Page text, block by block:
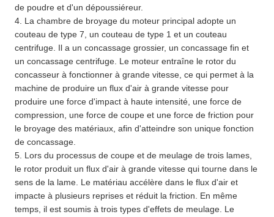
de poudre et d'un dépoussiéreur.
4. La chambre de broyage du moteur principal adopte un
couteau de type 7, un couteau de type 1 et un couteau
centrifuge. Il a un concassage grossier, un concassage fin et
un concassage centrifuge. Le moteur entraîne le rotor du
concasseur à fonctionner à grande vitesse, ce qui permet à la
machine de produire un flux d'air à grande vitesse pour
produire une force d'impact à haute intensité, une force de
compression, une force de coupe et une force de friction pour
le broyage des matériaux, afin d'atteindre son unique fonction
de concassage.
5. Lors du processus de coupe et de meulage de trois lames,
le rotor produit un flux d'air à grande vitesse qui tourne dans le
sens de la lame. Le matériau accélère dans le flux d'air et
impacte à plusieurs reprises et réduit la friction. En même
temps, il est soumis à trois types d'effets de meulage. Le